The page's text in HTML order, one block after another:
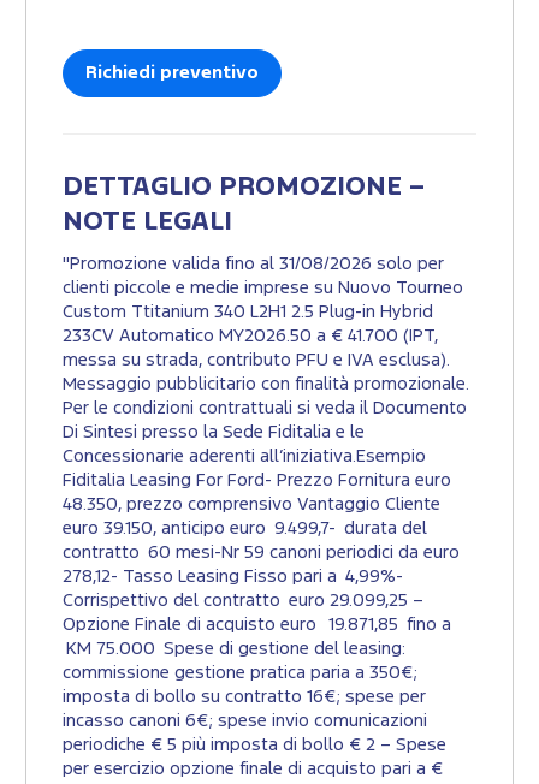
Richiedi preventivo
DETTAGLIO PROMOZIONE –
NOTE LEGALI
"Promozione valida fino al 31/08/2026 solo per
clienti piccole e medie imprese su Nuovo Tourneo
Custom Ttitanium 340 L2H1 2.5 Plug-in Hybrid
233CV Automatico MY2026.50 a € 41.700 (IPT,
messa su strada, contributo PFU e IVA esclusa).
Messaggio pubblicitario con finalità promozionale.
Per le condizioni contrattuali si veda il Documento
Di Sintesi presso la Sede Fiditalia e le
Concessionarie aderenti all’iniziativa.Esempio
Fiditalia Leasing For Ford- Prezzo Fornitura euro
48.350, prezzo comprensivo Vantaggio Cliente
euro 39.150, anticipo euro 9.499,7- durata del
contratto 60 mesi-Nr 59 canoni periodici da euro
278,12- Tasso Leasing Fisso pari a 4,99%-
Corrispettivo del contratto euro 29.099,25 –
Opzione Finale di acquisto euro 19.871,85 fino a
KM 75.000 Spese di gestione del leasing:
commissione gestione pratica paria a 350€;
imposta di bollo su contratto 16€; spese per
incasso canoni 6€; spese invio comunicazioni
periodiche € 5 più imposta di bollo € 2 – Spese
per esercizio opzione finale di acquisto pari a €